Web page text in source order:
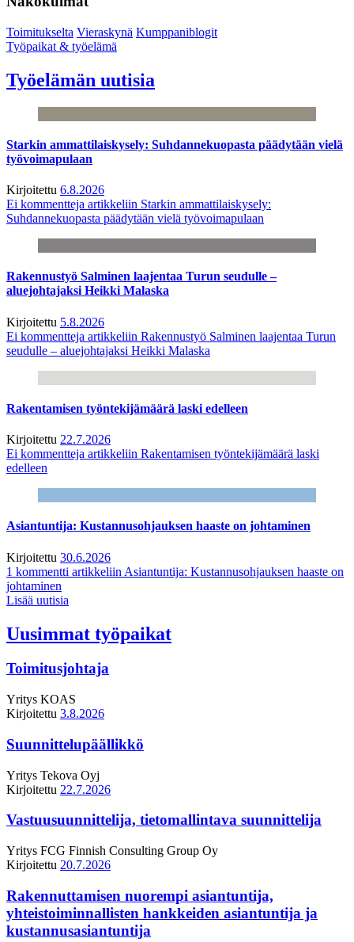
Toimitukselta Vieraskynä Kumppaniblogit
Työpaikat & työelämä
Työelämän uutisia
Starkin ammattilaiskysely: Suhdannekuopasta päädytään vielä
työvoimapulaan
Kirjoitettu 6.8.2026
Ei kommentteja artikkeliin Starkin ammattilaiskysely:
Suhdannekuopasta päädytään vielä työvoimapulaan
Rakennustyö Salminen laajentaa Turun seudulle –
aluejohtajaksi Heikki Malaska
Kirjoitettu 5.8.2026
Ei kommentteja artikkeliin Rakennustyö Salminen laajentaa Turun
seudulle – aluejohtajaksi Heikki Malaska
Rakentamisen työntekijämäärä laski edelleen
Kirjoitettu 22.7.2026
Ei kommentteja artikkeliin Rakentamisen työntekijämäärä laski
edelleen
Asiantuntija: Kustannusohjauksen haaste on johtaminen
Kirjoitettu 30.6.2026
1 kommentti artikkeliin Asiantuntija: Kustannusohjauksen haaste on
johtaminen
Lisää uutisia
Uusimmat työpaikat
Toimitusjohtaja
Yritys KOAS
Kirjoitettu 3.8.2026
Suunnittelupäällikkö
Yritys Tekova Oyj
Kirjoitettu 22.7.2026
Vastuusuunnittelija, tietomallintava suunnittelija
Yritys FCG Finnish Consulting Group Oy
Kirjoitettu 20.7.2026
Rakennuttamisen nuorempi asiantuntija,
yhteistoiminnallisten hankkeiden asiantuntija ja
kustannusasiantuntija